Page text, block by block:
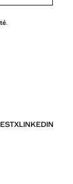
.
XLINKEDIN